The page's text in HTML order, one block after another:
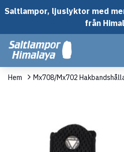
Saltlampor, ljuslyktor med
från
Hem Mx708/Mx702